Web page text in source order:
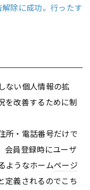
除に成功。行ったす
ない個人情報の拡
を改善するために制
所・電話番号だけで
会員登録時にユーザ
ようなホームページ
定義されるのでこち